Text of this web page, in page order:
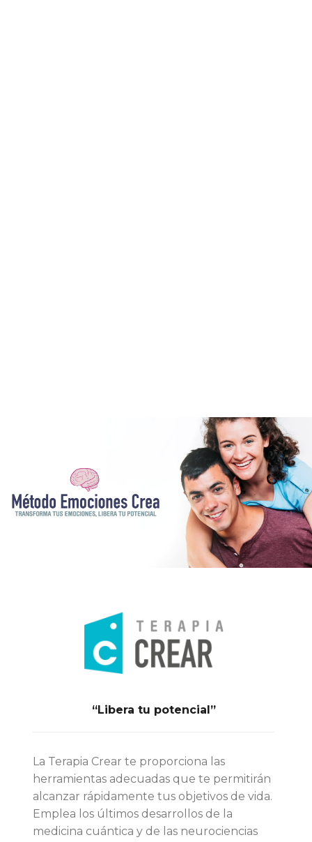
“Libera tu potencial”
La Terapia Crear te proporciona las
herramientas adecuadas que te permitirán
alcanzar rápidamente tus objetivos de vida.
Emplea los últimos desarrollos de la
medicina cuántica y de las neurociencias